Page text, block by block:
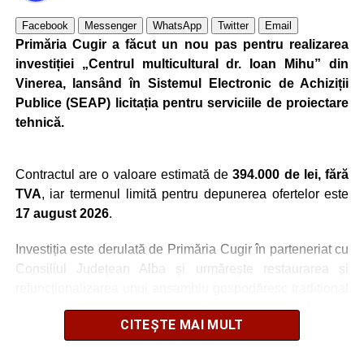
Secretul succesului în afaceri, dezvăluit de
antreprenorul Alexandru Jittu care a lucrat pentru
Elon Musk: „Dacă nu faci asta ai mari șanse să
ratezi”
Facebook
Facebook Messenger WhatsApp Twitter Email
Primăria Cugir a făcut un nou pas pentru realizarea
investiției „Centrul multicultural dr. Ioan Mihu” din
Vinerea, lansând în Sistemul Electronic de Achiziții
Publice (SEAP) licitația pentru serviciile de proiectare
tehnică.
Contractul are o valoare estimată de394.000 de lei, fără
TVA, iar termenul limită pentru depunerea ofertelor este
17 august 2026.
Investiția este derulată de Primăria Cugir în parteneriat cu
Consiliul Județean Alba și urmărește restaurarea și
din localitatea Vinerea, care va deveni un centru destinat
activităților culturale, educaționale și expoziționale.
CITEȘTE MAI MULT